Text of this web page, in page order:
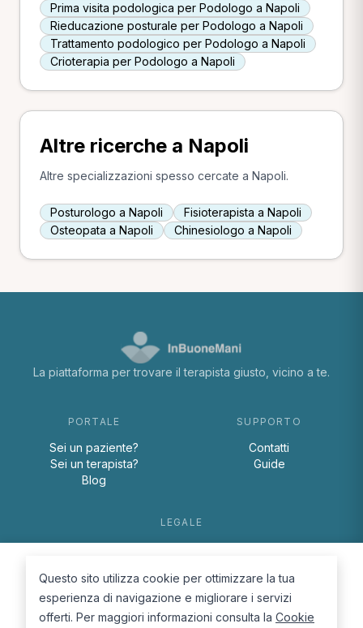
Prima visita podologica per Podologo a Napoli
Rieducazione posturale per Podologo a Napoli
Trattamento podologico per Podologo a Napoli
Crioterapia per Podologo a Napoli
Altre ricerche a Napoli
Altre specializzazioni spesso cercate a Napoli.
Posturologo a Napoli
Fisioterapista a Napoli
Osteopata a Napoli
Chinesiologo a Napoli
La piattaforma per trovare il terapista giusto, vicino a te.
PORTALE
Sei un paziente?
Sei un terapista?
Blog
SUPPORTO
Contatti
Guide
LEGALE
Cookie Policy
Questo sito utilizza cookie per ottimizzare la tua
esperienza di navigazione e migliorare i servizi
offerti. Per maggiori informazioni consulta la Cookie